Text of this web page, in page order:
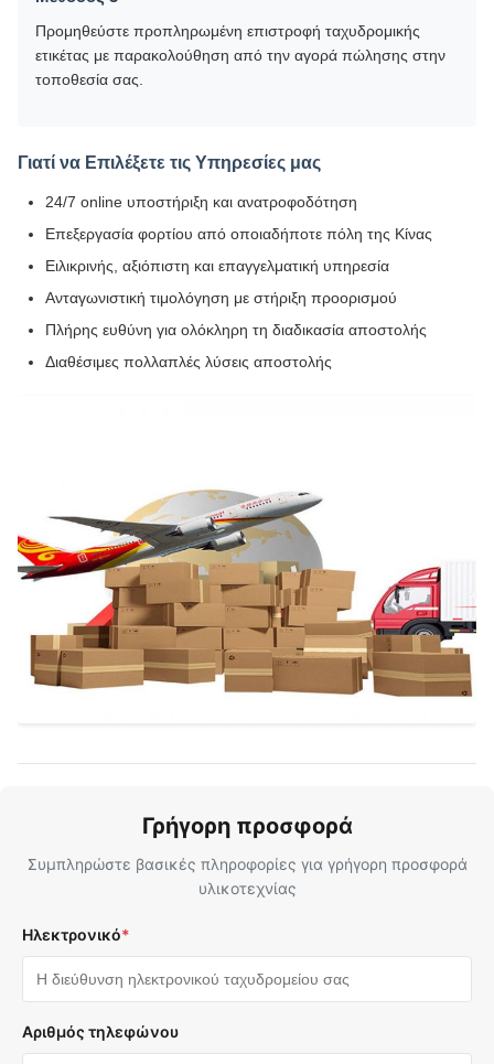
Προμηθεύστε προπληρωμένη επιστροφή ταχυδρομικής
ετικέτας με παρακολούθηση από την αγορά πώλησης στην
τοποθεσία σας.
Γιατί να Επιλέξετε τις Υπηρεσίες μας
24/7 online υποστήριξη και ανατροφοδότηση
Επεξεργασία φορτίου από οποιαδήποτε πόλη της Κίνας
Ειλικρινής, αξιόπιστη και επαγγελματική υπηρεσία
Ανταγωνιστική τιμολόγηση με στήριξη προορισμού
Πλήρης ευθύνη για ολόκληρη τη διαδικασία αποστολής
Διαθέσιμες πολλαπλές λύσεις αποστολής
Γρήγορη προσφορά
Συμπληρώστε βασικές πληροφορίες για γρήγορη προσφορά
υλικοτεχνίας
Ηλεκτρονικό*
Αριθμός τηλεφώνου